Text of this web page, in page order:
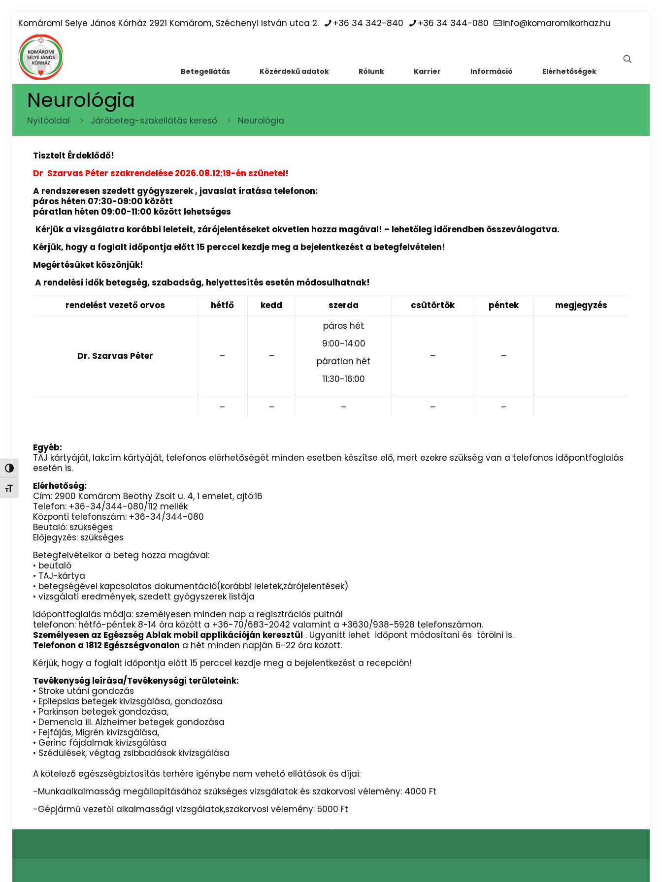
Nagy kontraszt váltása
Betűméret váltása
Komáromi Selye János Kórház 2921 Komárom, Széchenyi István utca 2. +36 34 342-840 +36 34 344-080 info@komaromikorhaz.hu
Betegellátás Közérdekű adatok Rólunk Karrier Információ Elérhetőségek
Neurológia
Nyitóoldal Járóbeteg-szakellátás kereső Neurológia
Tisztelt Érdeklődő!
Dr Szarvas Péter szakrendelése 2026.08.12;19-én szünetel!
A rendszeresen szedett gyógyszerek , javaslat íratása telefonon:
páros héten 07:30-09:00 között
páratlan héten 09:00-11:00 között lehetséges
Kérjük a vizsgálatra korábbi leleteit, zárójelentéseket okvetlen hozza magával! – lehetőleg időrendben összeválogatva.
Kérjük, hogy a foglalt időpontja előtt 15 perccel kezdje meg a bejelentkezést a betegfelvételen!
Megértésüket köszönjük!
A rendelési idők betegség, szabadság, helyettesítés esetén módosulhatnak!
rendelést vezető orvos
hétfő kedd szerda csütörtök péntek megjegyzés
Dr. Szarvas Péter – –
páros hét
9:00-14:00
páratlan hét
11:30-16:00
– –
– – – – –
Egyéb:
TAJ kártyáját, lakcím kártyáját, telefonos elérhetőségét minden esetben készítse elő, mert ezekre szükség van a telefonos időpontfoglalás
esetén is.
Elérhetőség:
Cím: 2900 Komárom Beöthy Zsolt u. 4, 1 emelet, ajtó:16
Telefon: +36-34/344-080/112 mellék
Központi telefonszám: +36-34/344-080
Beutaló: szükséges
Előjegyzés: szükséges
Betegfelvételkor a beteg hozza magával:
• beutaló
• TAJ-kártya
• betegségével kapcsolatos dokumentáció(korábbi leletek,zárójelentések)
• vizsgálati eredmények, szedett gyógyszerek listája
Időpontfoglalás módja: személyesen minden nap a regisztrációs pultnál
telefonon: hétfő-péntek 8-14 óra között a +36-70/683-2042 valamint a +3630/938-5928 telefonszámon.
Személyesen az Egészség Ablak mobil applikációján keresztül . Ugyanitt lehet időpont módosítani és törölni is.
Telefonon a 1812 Egészségvonalon a hét minden napján 6-22 óra között.
Kérjük, hogy a foglalt időpontja előtt 15 perccel kezdje meg a bejelentkezést a recepción!
Tevékenység leírása/Tevékenységi területeink:
• Stroke utáni gondozás
• Epilepsias betegek kivizsgálása, gondozása
• Parkinson betegek gondozása,
• Demencia ill. Alzheimer betegek gondozása
• Fejfájás, Migrén kivizsgálása,
• Gerinc fájdalmak kivizsgálása
• Szédülések, végtag zsibbadások kivizsgálása
A kötelező egészségbiztosítás terhére igénybe nem vehető ellátások és díjai:
-Munkaalkalmasság megállapításához szükséges vizsgálatok és szakorvosi vélemény: 4000 Ft
-Gépjármű vezetői alkalmassági vizsgálatok,szakorvosi vélemény: 5000 Ft